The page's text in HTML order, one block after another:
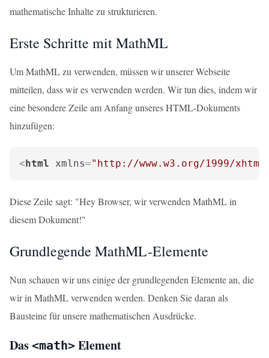
mathematische Inhalte zu strukturieren.
Erste Schritte mit MathML
Um MathML zu verwenden, müssen wir unserer Webseite
mitteilen, dass wir es verwenden werden. Wir tun dies, indem wir
eine besondere Zeile am Anfang unseres HTML-Dokuments
hinzufügen:
<html xmlns="http://www.w3.org/1999/
Diese Zeile sagt: "Hey Browser, wir verwenden MathML in
diesem Dokument!"
Grundlegende MathML-Elemente
Nun schauen wir uns einige der grundlegenden Elemente an, die
wir in MathML verwenden werden. Denken Sie daran als
Bausteine für unsere mathematischen Ausdrücke.
Das <math> Element